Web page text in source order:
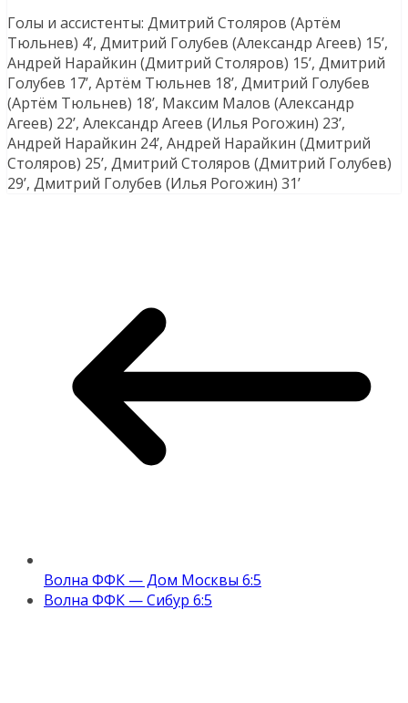
Голы и ассистенты: Дмитрий Столяров (Артём
Тюльнев) 4’, Дмитрий Голубев (Александр Агеев) 15’,
Андрей Нарайкин (Дмитрий Столяров) 15’, Дмитрий
Голубев 17’, Артём Тюльнев 18’, Дмитрий Голубев
(Артём Тюльнев) 18’, Максим Малов (Александр
Агеев) 22’, Александр Агеев (Илья Рогожин) 23’,
Андрей Нарайкин 24’, Андрей Нарайкин (Дмитрий
Столяров) 25’, Дмитрий Столяров (Дмитрий Голубев)
29’, Дмитрий Голубев (Илья Рогожин) 31’
Волна ФФК — Дом Москвы 6:5
Волна ФФК — Сибур 6:5